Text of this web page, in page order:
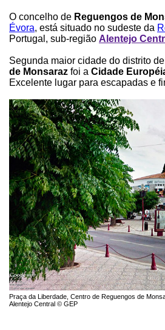
O concelho de Reguengos de
Évora, está situado no sudeste da
Portugal, sub-região Alentejo
Segunda maior cidade do distrito
de Monsaraz foi a Cidade
Excelente lugar para escapadas e
Praça da Liberdade, Centro de Reguengos de
Alentejo Central © GEP